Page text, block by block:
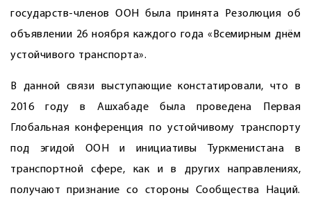
государств-членов ООН была принята Резолюция об
объявлении 26 ноября каждого года «Всемирным днём
устойчивого транспорта».
В данной связи выступающие констатировали, что в
2016 году в Ашхабаде была проведена Первая
Глобальная конференция по устойчивому транспорту
под эгидой ООН и инициативы Туркменистана в
транспортной сфере, как и в других направлениях,
получают признание со стороны Сообщества Наций.